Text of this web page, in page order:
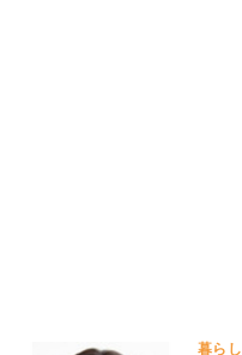
暮らし